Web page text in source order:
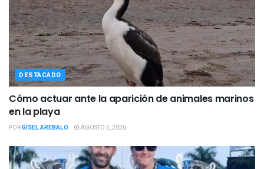
DESTACADO
Cómo actuar ante la aparición de animales marinos
en la playa
PORGISEL AREBALO AGOSTO 5, 2026